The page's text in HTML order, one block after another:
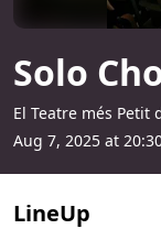
Solo
Aug 7, 2025 at
El Teatre més Petit
LineUp